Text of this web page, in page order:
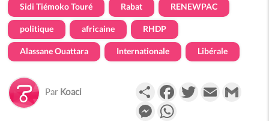
Sidi Tiémoko Touré Rabat RENEWPAC
politique africaine RHDP
Alassane Ouattara Internationale Libérale
Par Koaci PartagerFacebookTwitterEmail
Messenger